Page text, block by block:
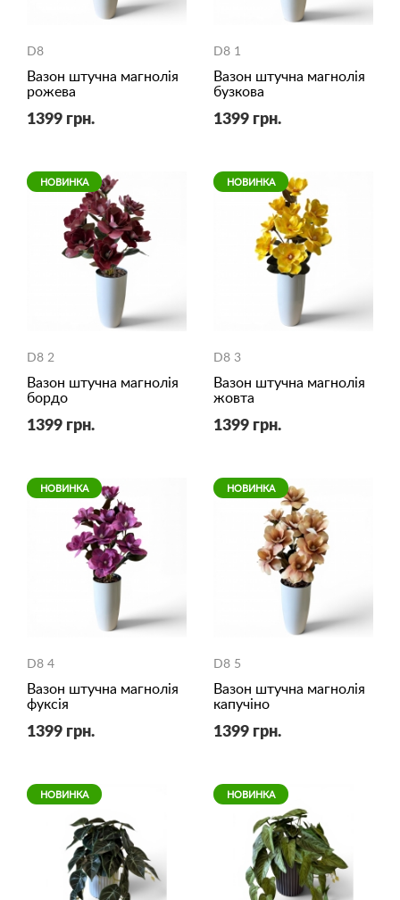
D8
Вазон штучна магнолія
рожева
1399 грн.
D8 1
Вазон штучна магнолія
бузкова
1399 грн.
НОВИНКА
D8 2
Вазон штучна магнолія
бордо
1399 грн.
НОВИНКА
D8 3
Вазон штучна магнолія
жовта
1399 грн.
НОВИНКА
D8 4
Вазон штучна магнолія
фуксія
1399 грн.
НОВИНКА
D8 5
Вазон штучна магнолія
капучіно
1399 грн.
НОВИНКА НОВИНКА